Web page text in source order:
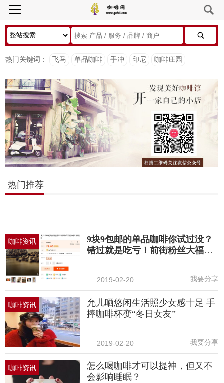
热门关键词： 飞马 单品咖啡 手冲 印尼 咖啡庄园
热门推荐
咖啡资讯
9块9包邮的单品咖啡你试过没？
错过就是吃亏！前街粉丝大福
2019-02-20 我要分享
咖啡资讯
允儿晒悠闲生活照少女感十足 手
捧咖啡杯变“冬日女友”
2019-02-20 我要分享
咖啡资讯
怎么喝咖啡才可以提神，但又不
会影响睡眠？